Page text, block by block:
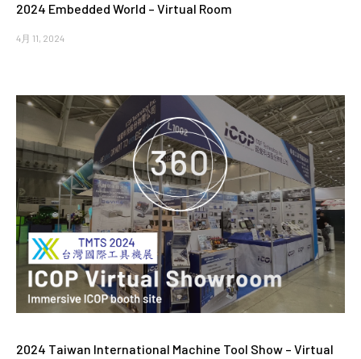
2024 Embedded World – Virtual Room
4月 11, 2024
2024 Taiwan International Machine Tool Show – Virtual